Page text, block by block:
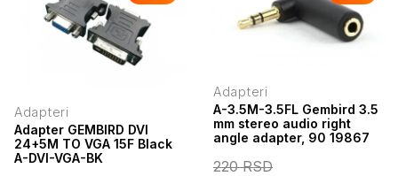
Adapteri
Adapter GEMBIRD DVI
24+5M TO VGA 15F Black
A-DVI-VGA-BK
Adapteri
A-3.5M-3.5FL Gembird 3.5
mm stereo audio right
angle adapter, 90 19867
220RSD